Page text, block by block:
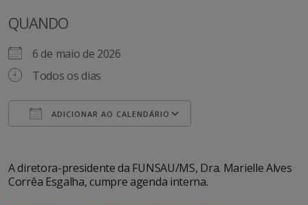
QUANDO
6 de maio de 2026
Todos os dias
ADICIONAR AO CALENDÁRIO
A diretora-presidente da FUNSAU/MS, Dra. Marielle Alves
Corrêa Esgalha, cumpre agenda interna.